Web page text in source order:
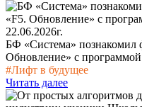
22.06.2026г.
БФ «Система» познакомил
Обновление» с
#Лифт в будущее
Читать далее